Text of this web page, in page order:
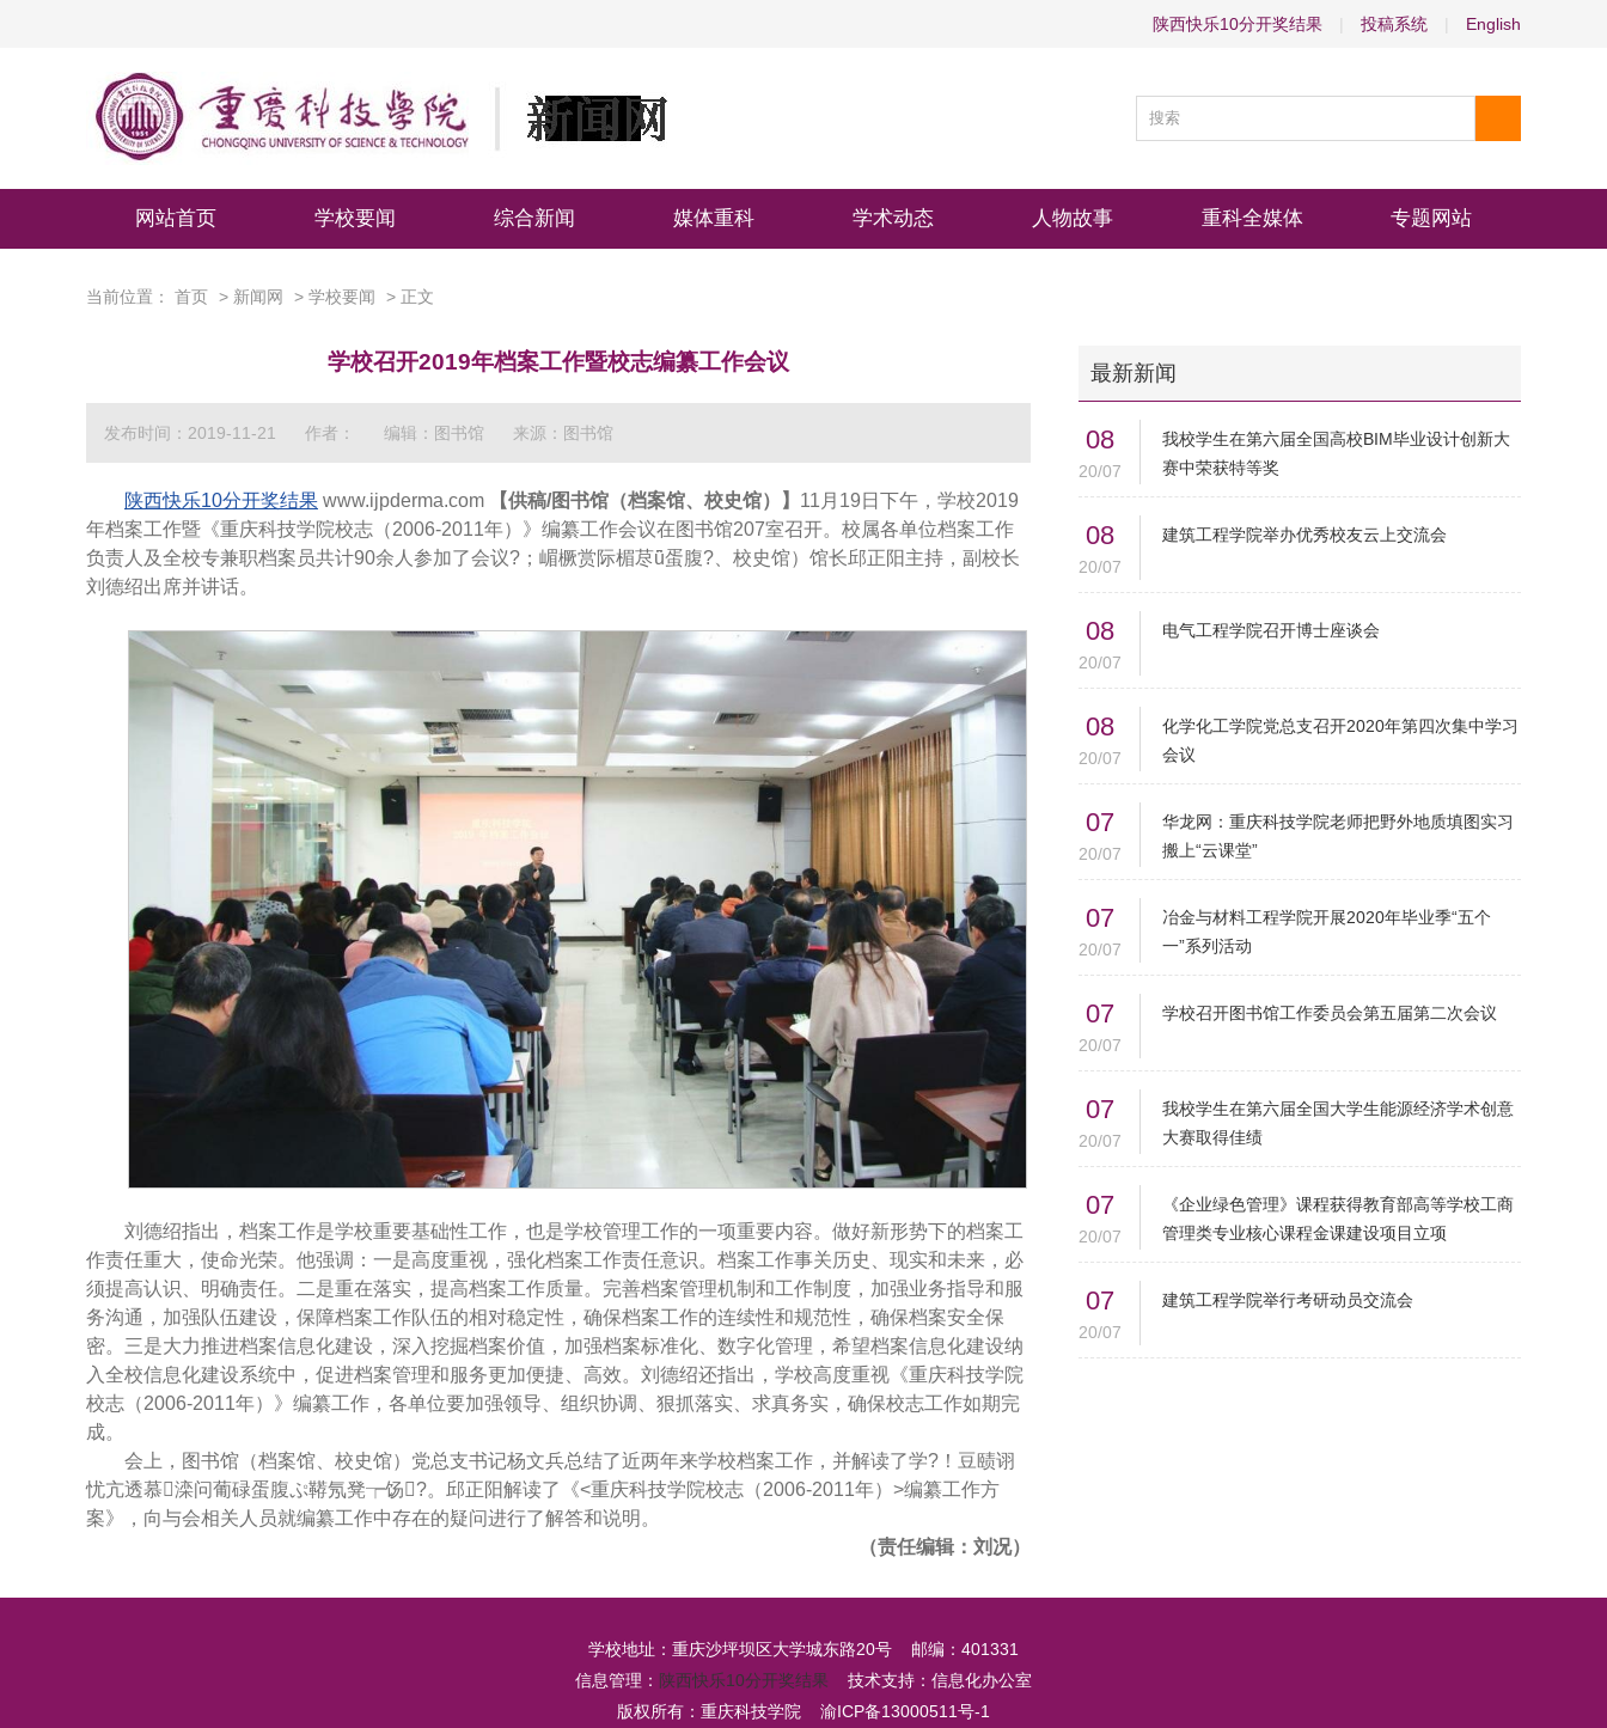
陕西快乐10分开奖结果 投稿系统 English
网站首页 学校要闻 综合新闻 媒体重科 学术动态 人物故事 重科全媒体 专题网站
当前位置： 首页 > 新闻网 > 学校要闻 > 正文
学校召开2019年档案工作暨校志编纂工作会议
发布时间：2019-11-21 作者： 编辑：图书馆 来源：图书馆
陕西快乐10分开奖结果 www.ijpderma.com 【供稿/图书馆（档案馆、校史馆）】 11月19日下午，学校2019
年档案工作暨《重庆科技学院校志（2006-2011年）》编纂工作会议在图书馆207室召开。校属各单位档案工作
负责人及全校专兼职档案员共计90余人参加了会议?；嵋橛赏际楣荩ǖ蛋腹?、校史馆）馆长邱正阳主持，副校长
刘德绍出席并讲话。
刘德绍指出，档案工作是学校重要基础性工作，也是学校管理工作的一项重要内容。做好新形势下的档案工
作责任重大，使命光荣。他强调：一是高度重视，强化档案工作责任意识。档案工作事关历史、现实和未来，必
须提高认识、明确责任。二是重在落实，提高档案工作质量。完善档案管理机制和工作制度，加强业务指导和服
务沟通，加强队伍建设，保障档案工作队伍的相对稳定性，确保档案工作的连续性和规范性，确保档案安全保
密。三是大力推进档案信息化建设，深入挖掘档案价值，加强档案标准化、数字化管理，希望档案信息化建设纳
入全校信息化建设系统中，促进档案管理和服务更加便捷、高效。刘德绍还指出，学校高度重视《重庆科技学院
校志（2006-2011年）》编纂工作，各单位要加强领导、组织协调、狠抓落实、求真务实，确保校志工作如期完
成。
会上，图书馆（档案馆、校史馆）党总支书记杨文兵总结了近两年来学校档案工作，并解读了学?！豆赜诩
忧亢透慕滦问葡碌蛋腹ぷ鞯氖凳┮饧?。邱正阳解读了《<重庆科技学院校志（2006-2011年）>编纂工作方
案》，向与会相关人员就编纂工作中存在的疑问进行了解答和说明。
（责任编辑：刘况）
最新新闻
08
20/07
我校学生在第六届全国高校BIM毕业设计创新大
赛中荣获特等奖
08
20/07
建筑工程学院举办优秀校友云上交流会
08
20/07
电气工程学院召开博士座谈会
08
20/07
化学化工学院党总支召开2020年第四次集中学习
会议
07
20/07
华龙网：重庆科技学院老师把野外地质填图实习
搬上“云课堂”
07
20/07
冶金与材料工程学院开展2020年毕业季“五个
一”系列活动
07
20/07
学校召开图书馆工作委员会第五届第二次会议
07
20/07
我校学生在第六届全国大学生能源经济学术创意
大赛取得佳绩
07
20/07
《企业绿色管理》课程获得教育部高等学校工商
管理类专业核心课程金课建设项目立项
07
20/07
建筑工程学院举行考研动员交流会
学校地址：重庆沙坪坝区大学城东路20号 邮编：401331
信息管理： 陕西快乐10分开奖结果 技术支持：信息化办公室
版权所有：重庆科技学院 渝ICP备13000511号-1